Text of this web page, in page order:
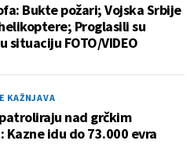
Bukte požari; Vojska Srbije
Proglasili su
situaciju FOTO/VIDEO
KAŽNJAVA
nad grčkim
Kazne idu do 73.000 evra